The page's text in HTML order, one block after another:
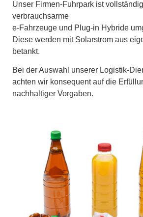
Unser Firmen-Fuhrpark ist
verbrauchsarme
e-Fahrzeuge und Plug-in Hybride
Diese werden mit Solarstrom aus
betankt.
Bei der Auswahl unserer Logistik-
achten wir konsequent auf die
nachhaltiger Vorgaben.